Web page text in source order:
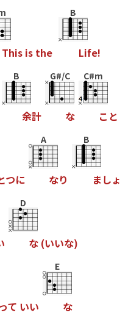
This is the
B
Life!
B
余計
G#/C
な
C#m
こ と
つに
A
なり
B
ましょ
D
な (いいな)
って いい
E
な